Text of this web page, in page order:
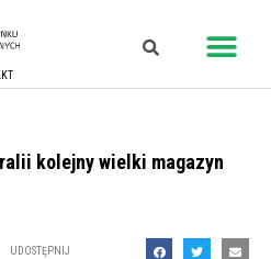
kolejny wielki magazyn
UDOSTĘPNIJ